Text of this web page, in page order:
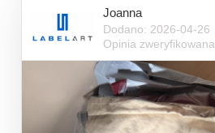
Joanna
Dodano: 2026-04-26
Opinia zweryfikowana